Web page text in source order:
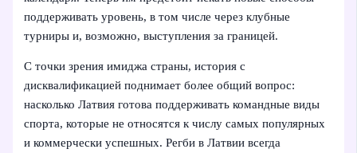
поддерживать уровень, в том числе через клубные
турниры и, возможно, выступления за границей.
С точки зрения имиджа страны, история с
дисквалификацией поднимает более общий вопрос:
насколько Латвия готова поддерживать командные виды
спорта, которые не относятся к числу самых популярных
и коммерчески успешных. Регби в Латвии всегда